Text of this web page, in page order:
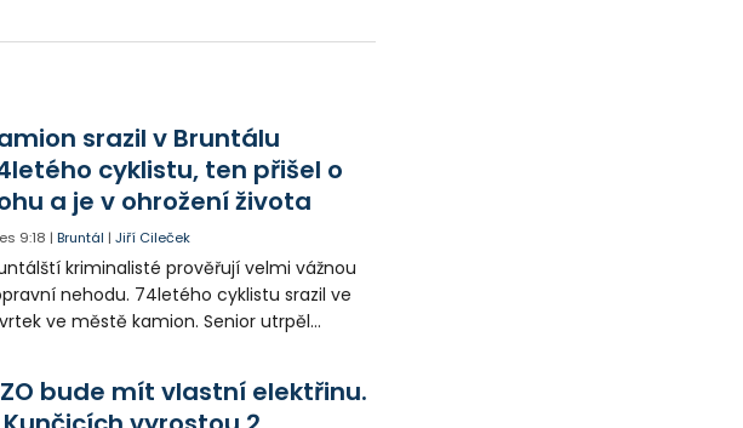
Po dobu prací chtějí zajistit provizorní
srazil v Bruntálu
cyklistu, ten přišel o
a je v ohrožení života
9:18 |Bruntál |Jiří Cileček
kriminalisté prověřují velmi vážnou
nehodu. 74letého cyklistu srazil ve
ve městě kamion. Senior utrpěl
případné svědky.
bude mít vlastní elektřinu.